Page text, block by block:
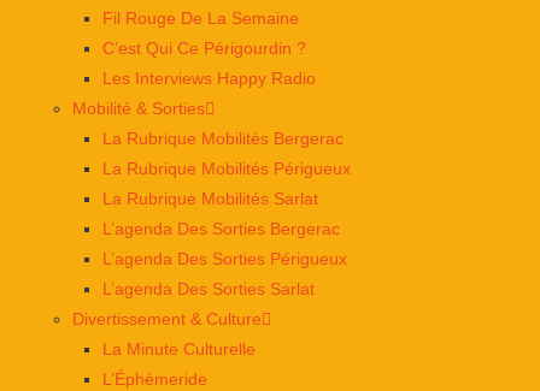
Fil Rouge De La Semaine
C’est Qui Ce Périgourdin ?
Les Interviews Happy Radio
Mobilité & Sorties
La Rubrique Mobilités Bergerac
La Rubrique Mobilités Périgueux
La Rubrique Mobilités Sarlat
L’agenda Des Sorties Bergerac
L’agenda Des Sorties Périgueux
L’agenda Des Sorties Sarlat
Divertissement & Culture
La Minute Culturelle
L’Éphémeride